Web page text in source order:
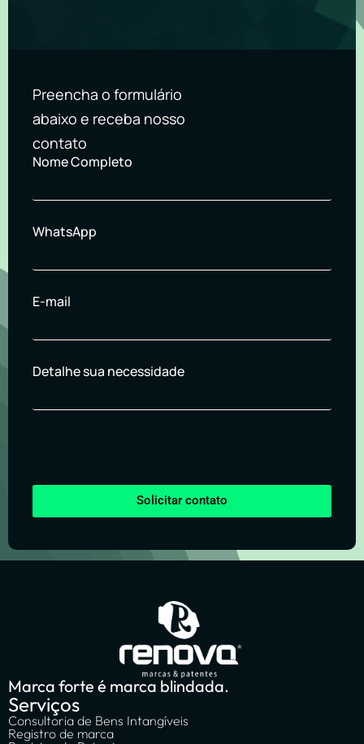
Preencha o formulário
abaixo e receba nosso
contato
Nome Completo
WhatsApp
E-mail
Detalhe sua necessidade
Solicitar contato
Marca forte é marca blindada.
Serviços
Consultoria de Bens Intangíveis
Registro de marca